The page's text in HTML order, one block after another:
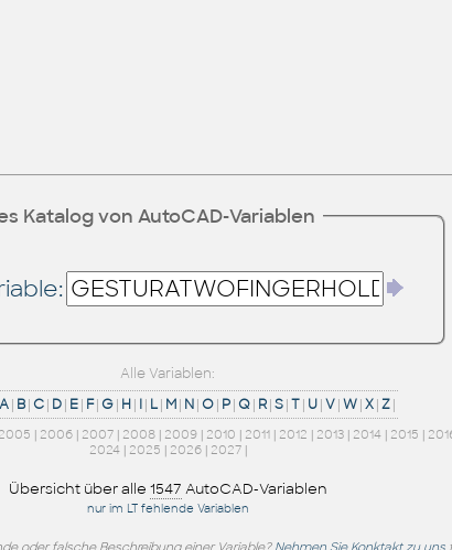
Katalog von AutoCAD-Variablen
Alle Variablen:
A | B |C | D | E | F |G | H | I | L | M | N |O | P |Q | R |S |T | U |V |W |X |Z |
2005 | 2006 | 2007 | 2008 | 2009 | 2010 | 2011 | 2012 | 2013 | 2014 | 2015 |
2024| 2025 | 2026| 2027|
Übersicht über alle 1547 AutoCAD-Variablen
nur im LT fehlende Variablen
oder falsche Beschreibung einer Variable? Nehmen Sie Konktakt zu uns